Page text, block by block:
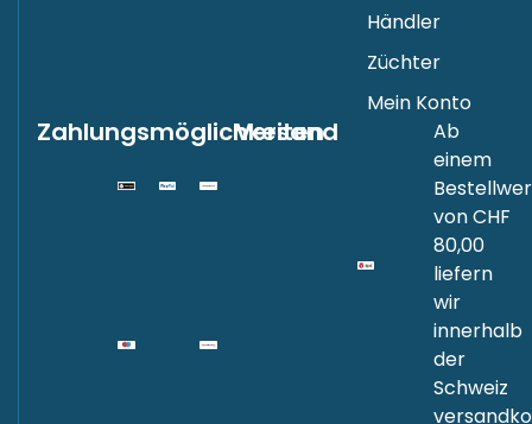
Händler
Züchter
Mein Konto
Zahlungsmöglichkeiten
Versand
Ab
einem
von CHF
80,00
liefern
wir
innerhalb
der
Schweiz